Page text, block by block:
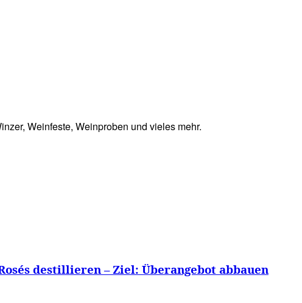
Weinfeste, Weinproben und vieles mehr.
destillieren – Ziel: Überangebot abbauen